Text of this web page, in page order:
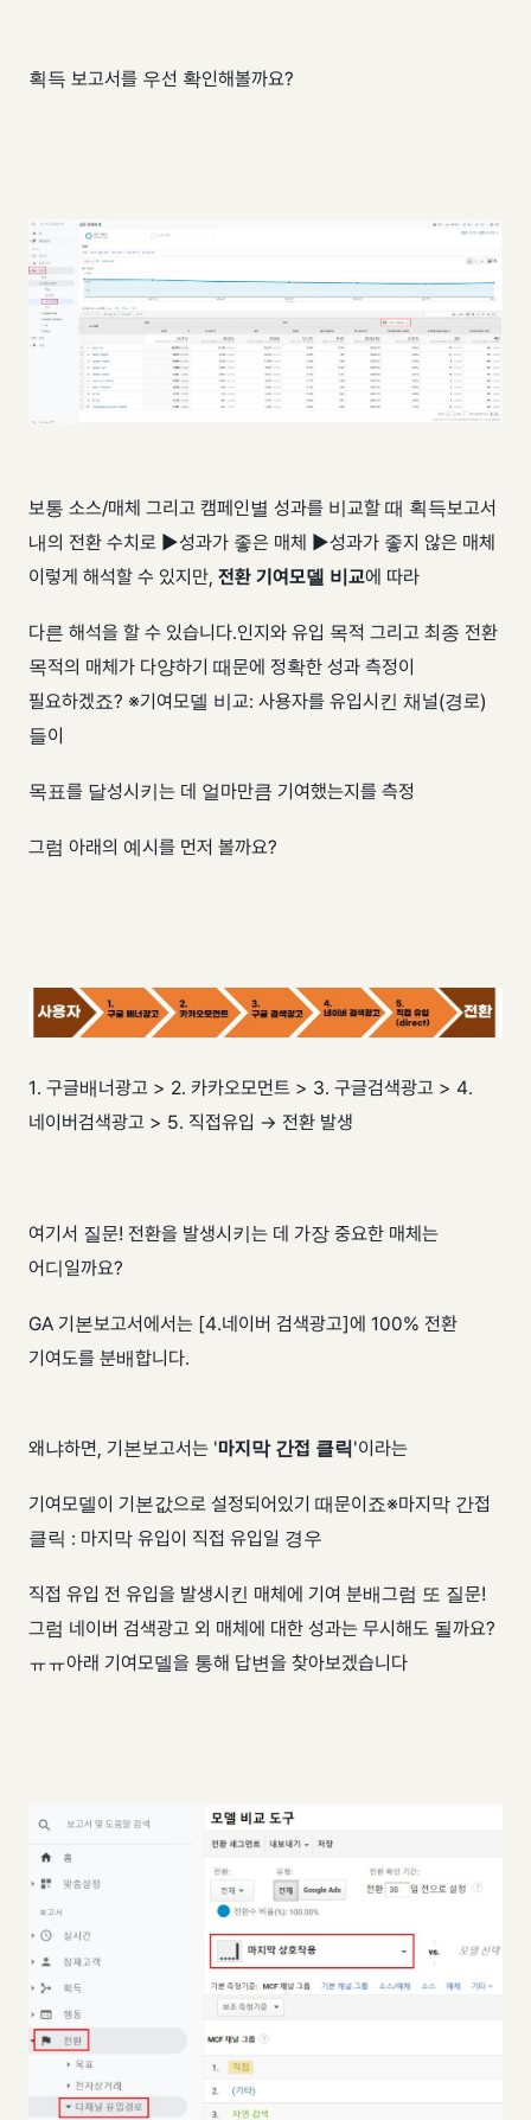
획득 보고서를 우선 확인해볼까요?
보통 소스/매체 그리고 캠페인별 성과를 비교할 때 획득보고서
내의 전환 수치로 ▶성과가 좋은 매체 ▶성과가 좋지 않은 매체
이렇게 해석할 수 있지만, 전환 기여모델 비교에 따라
다른 해석을 할 수 있습니다. ​ 인지와 유입 목적 그리고 최종 전환
목적의 매체가 다양하기 때문에 정확한 성과 측정이
필요하겠죠? ​ ※기여모델 비교: 사용자를 유입시킨 채널(경로)
들이
목표를 달성시키는 데 얼마만큼 기여했는지를 측정 ​
그럼 아래의 예시를 먼저 볼까요?
1. 구글배너광고 > 2. 카카오모먼트 > 3. 구글검색광고 > 4.
네이버검색광고 > 5. 직접유입 → 전환 발생
여기서 질문! 전환을 발생시키는 데 가장 중요한 매체는
어디일까요?
GA 기본보고서에서는 [4.네이버 검색광고]에 100% 전환
기여도를 분배합니다.
왜냐하면, 기본보고서는 '마지막 간접 클릭'이라는
기여모델이 기본값으로 설정되어있기 때문이죠 ​ ※마지막 간접
클릭 : 마지막 유입이 직접 유입일 경우
직접 유입 전 유입을 발생시킨 매체에 기여 분배 ​ 그럼 또 질문!
그럼 네이버 검색광고 외 매체에 대한 성과는 무시해도 될까요?
ㅠㅠ ​ 아래 기여모델을 통해 답변을 찾아보겠습니다